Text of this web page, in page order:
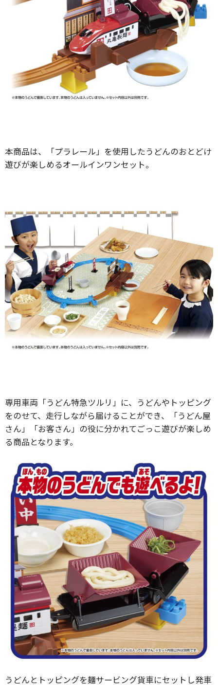
本商品は、「プラレール」を使用したうどんのおとどけ
遊びが楽しめるオールインワンセット。
専用車両「うどん特急ツルリ」に、うどんやトッピング
をのせて、走行しながら届けることができ、「うどん屋
さん」「お客さん」の役に分かれてごっこ遊びが楽しめ
る商品となります。
うどんとトッピングを麺サービング貨車にセットし発車